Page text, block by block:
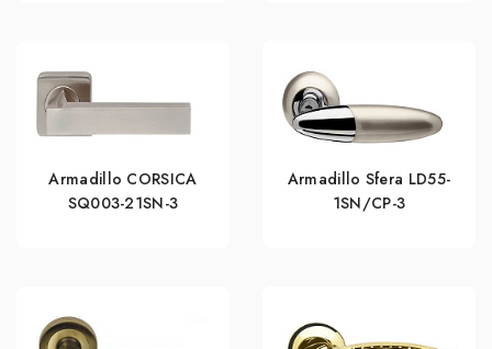
Armadillo CORSICA
SQ003-21SN-3
Armadillo Sfera LD55-
1SN/CP-3